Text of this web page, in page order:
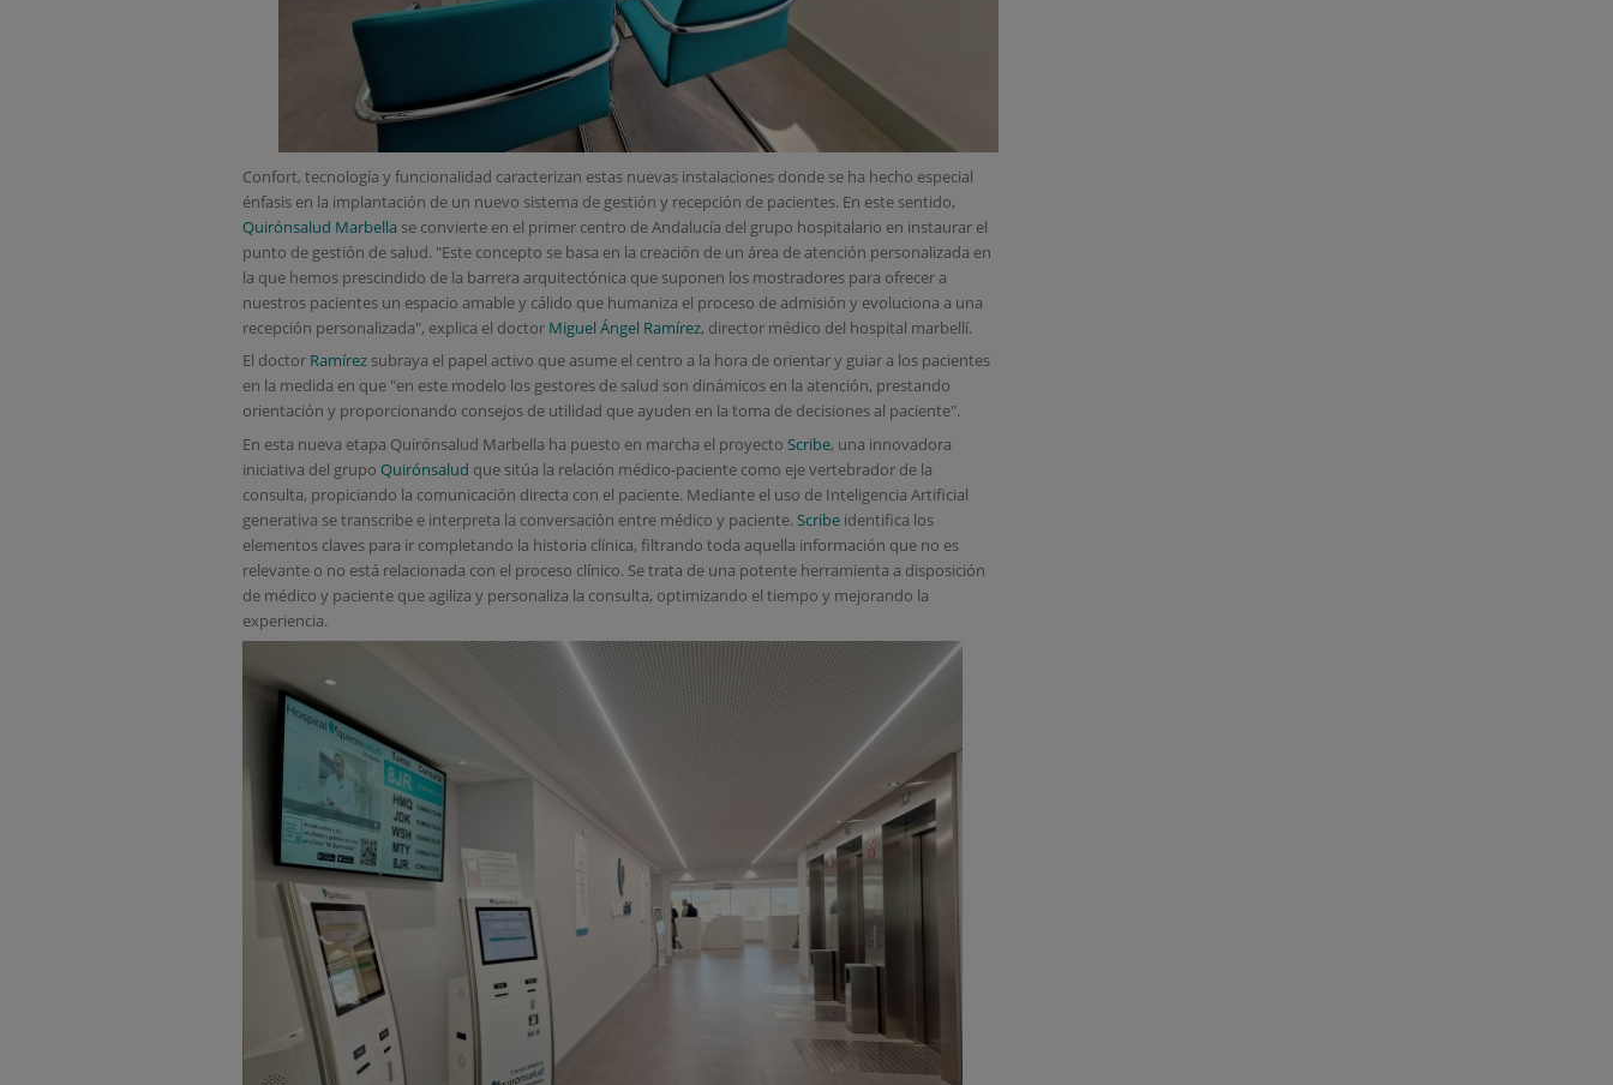
Confort, tecnología y funcionalidad caracterizan estas nuevas instalaciones donde se ha hecho especial
énfasis en la implantación de un nuevo sistema de gestión y recepción de pacientes. En este sentido,
Quirónsalud Marbella se convierte en el primer centro de Andalucía del grupo hospitalario en instaurar el
punto de gestión de salud. "Este concepto se basa en la creación de un área de atención personalizada en
la que hemos prescindido de la barrera arquitectónica que suponen los mostradores para ofrecer a
nuestros pacientes un espacio amable y cálido que humaniza el proceso de admisión y evoluciona a una
recepción personalizada", explica el doctor Miguel Ángel Ramírez, director médico del hospital marbellí.
El doctor Ramírez subraya el papel activo que asume el centro a la hora de orientar y guiar a los pacientes
en la medida en que "en este modelo los gestores de salud son dinámicos en la atención, prestando
orientación y proporcionando consejos de utilidad que ayuden en la toma de decisiones al paciente".
En esta nueva etapa Quirónsalud Marbella ha puesto en marcha el proyecto Scribe, una innovadora
iniciativa del grupo Quirónsalud que sitúa la relación médico-paciente como eje vertebrador de la
consulta, propiciando la comunicación directa con el paciente. Mediante el uso de Inteligencia Artificial
generativa se transcribe e interpreta la conversación entre médico y paciente. Scribe identifica los
elementos claves para ir completando la historia clínica, filtrando toda aquella información que no es
relevante o no está relacionada con el proceso clínico. Se trata de una potente herramienta a disposición
de médico y paciente que agiliza y personaliza la consulta, optimizando el tiempo y mejorando la
experiencia.